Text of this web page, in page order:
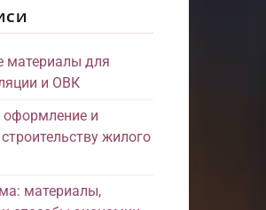
материалы для
и ОВК
и
жилого
материалы,